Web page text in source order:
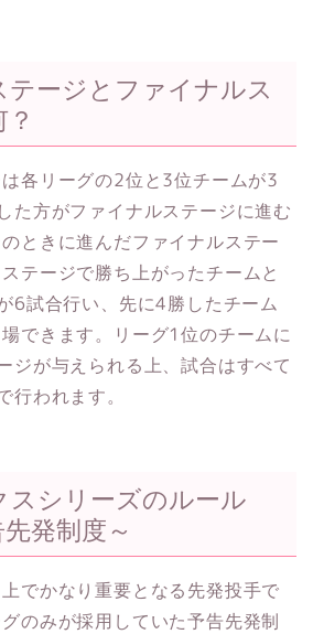
テージとファイナルス
各リーグの2位と3位チームが3
た方がファイナルステージに進む
ときに進んだファイナルステー
テージで勝ち上がったチームと
6試合行い、先に4勝したチーム
できます。リーグ1位のチームに
ジが与えられる上、試合はすべて
行われます。
スシリーズのルール
発制度～
でかなり重要となる先発投手で
のみが採用していた予告先発制